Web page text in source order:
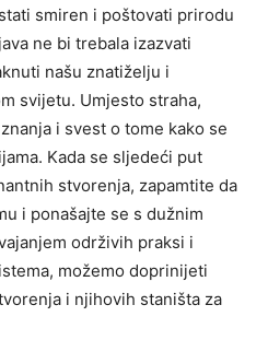
smiren i poštovati prirodu
ne bi trebala izazvati
našu znatiželju i
svijetu. Umjesto straha,
i svest o tome kako se
Kada se sljedeći put
stvorenja, zapamtite da
i ponašajte se s dužnim
održivih praksi i
možemo doprinijeti
i njihovih staništa za